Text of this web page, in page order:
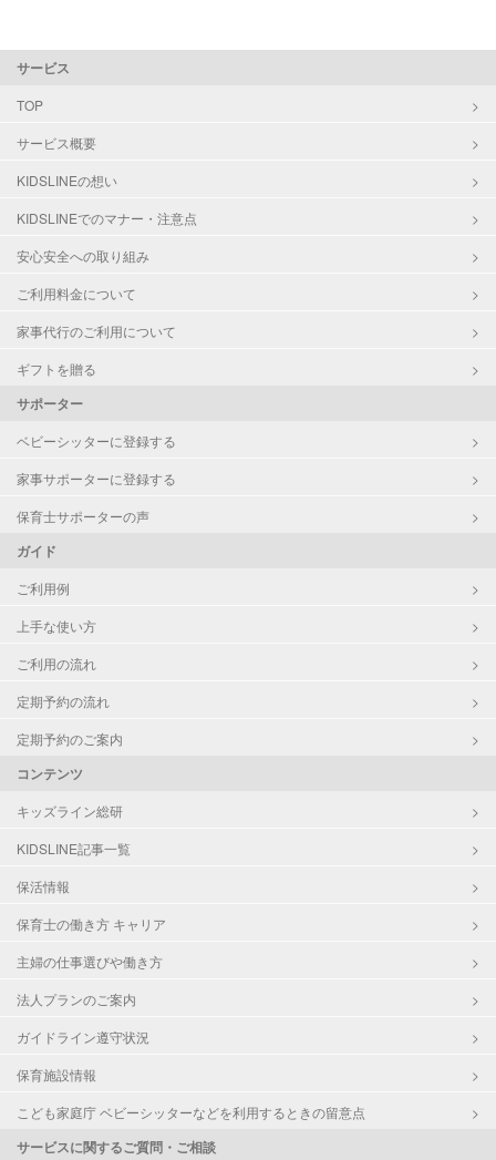
資格
企業型割引対象(旧内閣府補助対象)
対応可能/特徴
サービス
TOP
サービス概要
KIDSLINEの想い
KIDSLINEでのマナー・注意点
安心安全への取り組み
ご利用料金について
家事代行のご利用について
ギフトを贈る
サポーター
ベビーシッターに登録する
家事サポーターに登録する
保育士サポーターの声
ガイド
ご利用例
上手な使い方
ご利用の流れ
定期予約の流れ
定期予約のご案内
コンテンツ
キッズライン総研
KIDSLINE記事一覧
保活情報
保育士の働き方 キャリア
主婦の仕事選びや働き方
法人プランのご案内
ガイドライン遵守状況
保育施設情報
こども家庭庁 ベビーシッターなどを利用するときの留意点
サービスに関するご質問・ご相談